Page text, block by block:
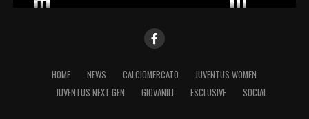
HOME NEWS CALCIOMERCATO
JUVENTUS WOMEN
JUVENTUS NEXT GEN
GIOVANILI ESCLUSIVE SOCIAL